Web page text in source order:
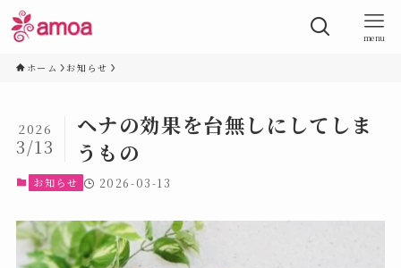
menu
ホーム お知らせ
ヘナの効果を台無しにしてしま
うもの
2026
3/13
お知らせ 2026-03-13